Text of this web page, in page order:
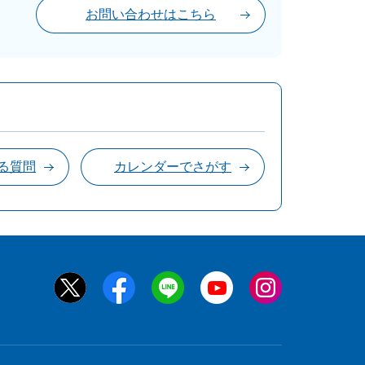
お問い合わせはこちら
質問 カレンダーでさがす